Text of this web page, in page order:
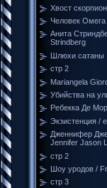
Хвост
Человек Омега
Анита
Strindberg
Шлюхи сатаны
стр 2
Mariangela
Убийства на
Ребекка Де
Экзистенция /
Дженнифер
Jennifer Jason
стр 2
Шоу уродов /
стр 3